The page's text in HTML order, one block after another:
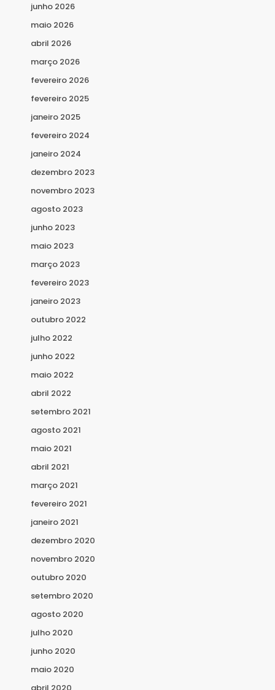
junho 2026
maio 2026
abril 2026
março 2026
fevereiro 2026
fevereiro 2025
janeiro 2025
fevereiro 2024
janeiro 2024
dezembro 2023
novembro 2023
agosto 2023
junho 2023
maio 2023
março 2023
fevereiro 2023
janeiro 2023
outubro 2022
julho 2022
junho 2022
maio 2022
abril 2022
setembro 2021
agosto 2021
maio 2021
abril 2021
março 2021
fevereiro 2021
janeiro 2021
dezembro 2020
novembro 2020
outubro 2020
setembro 2020
agosto 2020
julho 2020
junho 2020
maio 2020